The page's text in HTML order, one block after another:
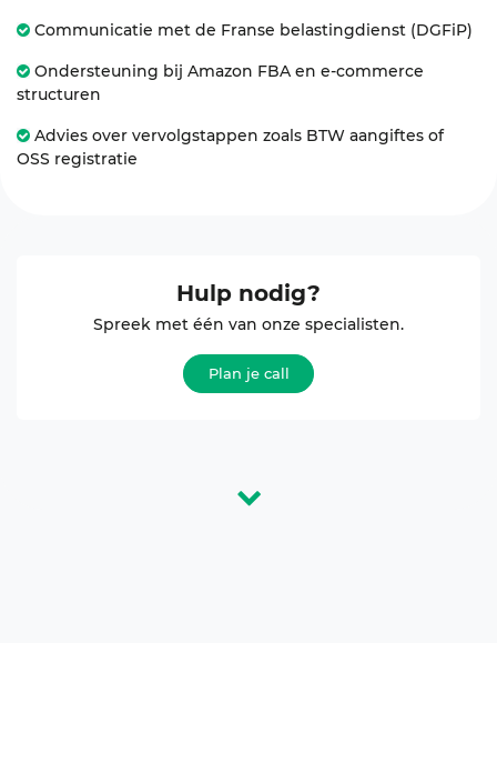
Communicatie met de Franse belastingdienst (DGFiP)
Ondersteuning bij Amazon FBA en e-commerce
structuren
Advies over vervolgstappen zoals BTW aangiftes of
OSS registratie
Hulp nodig?
Spreek met één van onze specialisten.
Plan je call